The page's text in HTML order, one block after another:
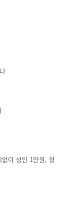
이 성인 1만원, 청